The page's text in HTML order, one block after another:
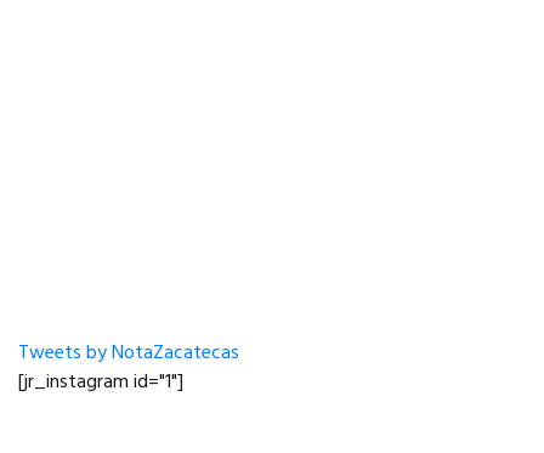
Tweets by NotaZacatecas
[jr_instagram id="1"]